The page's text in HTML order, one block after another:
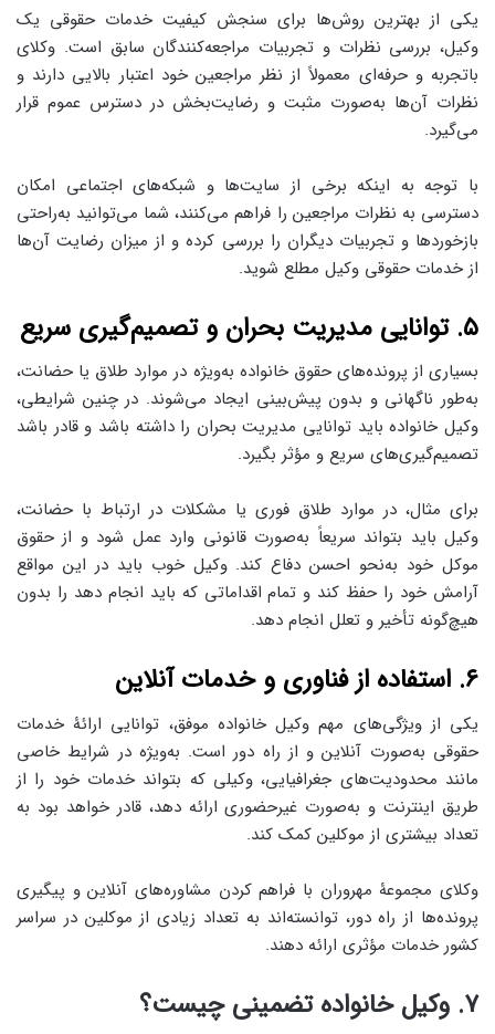
یکی از بهترین روش‌ها برای سنجش کیفیت خدمات حقوقی یک
وکیل، بررسی نظرات و تجربیات مراجعه‌کنندگان سابق است. وکلای
باتجربه و حرفه‌ای معمولاً از نظر مراجعین خود اعتبار بالایی دارند و
نظرات آن‌ها به‌صورت مثبت و رضایت‌بخش در دسترس عموم قرار
می‌گیرد.
با توجه به اینکه برخی از سایت‌ها و شبکه‌های اجتماعی امکان
دسترسی به نظرات مراجعین را فراهم می‌کنند، شما می‌توانید به‌راحتی
بازخوردها و تجربیات دیگران را بررسی کرده و از میزان رضایت آن‌ها
از خدمات حقوقی وکیل مطلع شوید.
۵. توانایی مدیریت بحران و تصمیم‌گیری سریع
بسیاری از پرونده‌های حقوق خانواده به‌ویژه در موارد طلاق یا حضانت،
به‌طور ناگهانی و بدون پیش‌بینی ایجاد می‌شوند. در چنین شرایطی،
وکیل خانواده باید توانایی مدیریت بحران را داشته باشد و قادر باشد
تصمیم‌گیری‌های سریع و مؤثر بگیرد.
برای مثال، در موارد طلاق فوری یا مشکلات در ارتباط با حضانت،
وکیل باید بتواند سریعاً به‌صورت قانونی وارد عمل شود و از حقوق
موکل خود به‌نحو احسن دفاع کند. وکیل خوب باید در این مواقع
آرامش خود را حفظ کند و تمام اقداماتی که باید انجام دهد را بدون
هیچ‌گونه تأخیر و تعلل انجام دهد.
۶. استفاده از فناوری و خدمات آنلاین
یکی از ویژگی‌های مهم وکیل خانواده موفق، توانایی ارائۀ خدمات
حقوقی به‌صورت آنلاین و از راه دور است. به‌ویژه در شرایط خاصی
مانند محدودیت‌های جغرافیایی، وکیلی که بتواند خدمات خود را از
طریق اینترنت و به‌صورت غیرحضوری ارائه دهد، قادر خواهد بود به
تعداد بیشتری از موکلین کمک کند.
وکلای مجموعۀ مهروران با فراهم کردن مشاوره‌های آنلاین و پیگیری
پرونده‌ها از راه دور، توانسته‌اند به تعداد زیادی از موکلین در سراسر
کشور خدمات مؤثری ارائه دهند.
۷. وکیل خانواده تضمینی چیست؟